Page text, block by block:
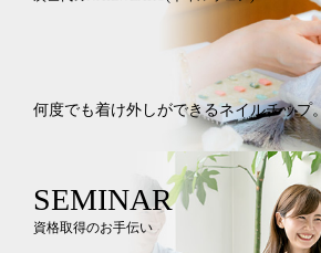
何度でも着け外しができるネイルチップ。
SEMINAR
資格取得のお手伝い